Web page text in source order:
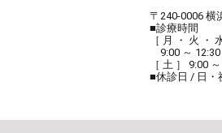
〒240-0006 横
■診療時間
［ 月 ・ 火 ・
9:00 ～ 12:30
［ 土 ］ 9:00
■休診日 / 日・